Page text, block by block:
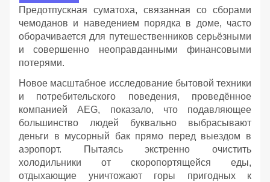
Предотпускная суматоха, связанная со сборами
чемоданов и наведением порядка в доме, часто
оборачивается для путешественников серьёзными
и совершенно неоправданными финансовыми
потерями.
Новое масштабное исследование бытовой техники
и потребительского поведения, проведённое
компанией AEG, показало, что подавляющее
большинство людей буквально выбрасывают
деньги в мусорный бак прямо перед выездом в
аэропорт. Пытаясь экстренно очистить
холодильники от скоропортящейся еды,
отдыхающие уничтожают горы пригодных к